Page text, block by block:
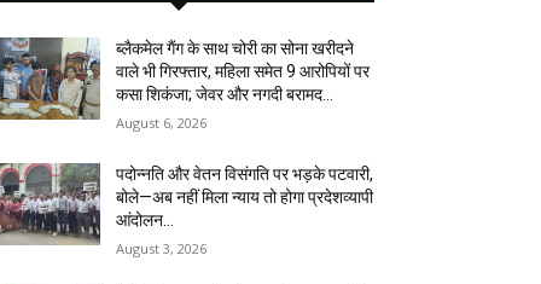
ब्लैकमेल गैंग के साथ चोरी का सोना खरीदने
वाले भी गिरफ्तार, महिला समेत 9 आरोपियों पर
कसा शिकंजा; जेवर और नगदी बरामद…
August 6, 2026
पदोन्नति और वेतन विसंगति पर भड़के पटवारी,
बोले—अब नहीं मिला न्याय तो होगा प्रदेशव्यापी
आंदोलन…
August 3, 2026